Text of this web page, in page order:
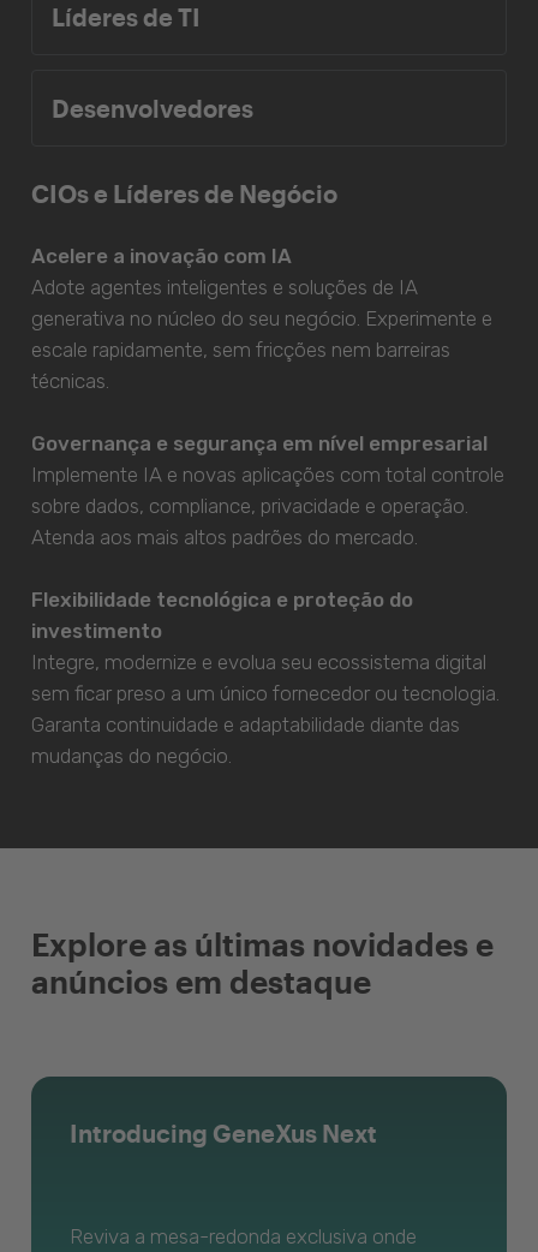
Líderes de TI
Desenvolvedores
CIOs e Líderes de Negócio
Acelere a inovação com IA
Adote agentes inteligentes e soluções de IA
generativa no núcleo do seu negócio. Experimente e
escale rapidamente, sem fricções nem barreiras
técnicas.
Governança e segurança em nível empresarial
Implemente IA e novas aplicações com total controle
sobre dados, compliance, privacidade e operação.
Atenda aos mais altos padrões do mercado.
Flexibilidade tecnológica e proteção do
investimento
Integre, modernize e evolua seu ecossistema digital
sem ficar preso a um único fornecedor ou tecnologia.
Garanta continuidade e adaptabilidade diante das
mudanças do negócio.
Explore as últimas novidades e
anúncios em destaque
Introducing GeneXus Next
Reviva a mesa-redonda exclusiva onde